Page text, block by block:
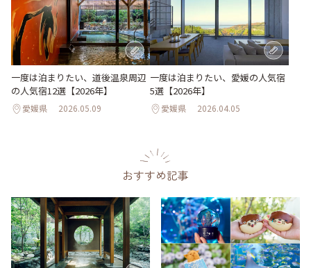
一度は泊まりたい、道後温泉周辺
の人気宿12選【2026年】
愛媛県 2026.05.09
一度は泊まりたい、愛媛の人気宿
5選【2026年】
愛媛県 2026.04.05
おすすめ記事